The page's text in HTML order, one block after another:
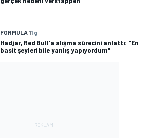
FORMULA 11 g
Hadjar, Red Bull'a alışma sürecini anlattı: "En
basit şeyleri bile yanlış yapıyordum"